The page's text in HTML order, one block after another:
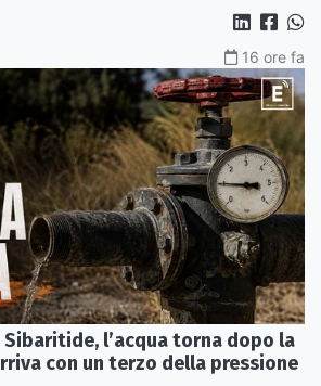
16 ore fa
l’acqua torna dopo la
con un terzo della pressione